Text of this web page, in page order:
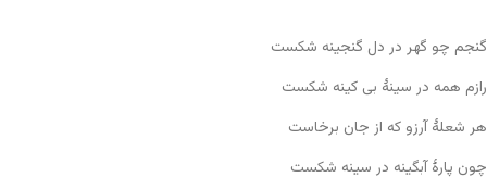
گنجم چو گهر در دل گنجینه شکست
رازم همه در سینهٔ بی کینه شکست
هر شعلهٔ آرزو که از جان برخاست
چون پارهٔ آبگینه در سینه شکست